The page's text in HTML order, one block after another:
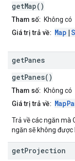
getMap()
Tham số: Không có
Giá trị trả về: Map |
getPanes
getPanes()
Tham số: Không có
Giá trị trả về:
Trả về các ngăn mà
ngăn sẽ không được
getProjection